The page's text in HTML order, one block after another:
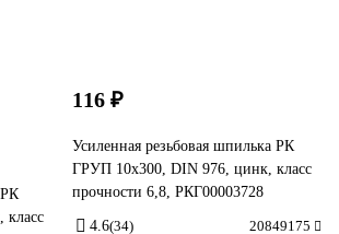
РК
116 ₽
Усиленная резьбовая шпилька РК
ГРУП 10x300, DIN 976, цинк, класс
прочности 6,8, РКГ00003728
4.6(34) 20849175